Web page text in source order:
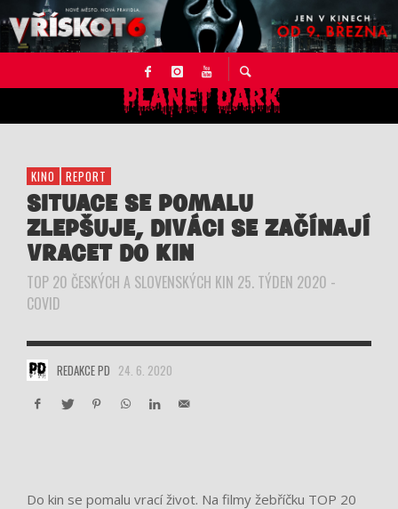
KINO REPORT
SITUACE SE POMALU
ZLEPŠUJE, DIVÁCI SE ZAČÍNAJÍ
VRACET DO KIN
TOP 20 ČESKÝCH A SLOVENSKÝCH KIN 25. TÝDEN 2020 -
COVID
REDAKCE PD 24. 6. 2020
Do kin se pomalu vrací život. Na filmy žebříčku TOP 20